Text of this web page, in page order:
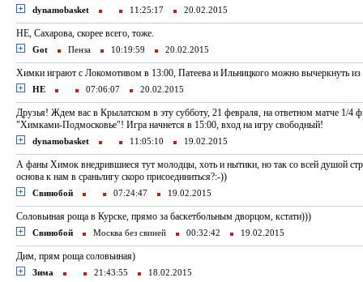
dynamobasket 11:25:17 20.02.2015
НЕ, Сахарова, скорее всего, тоже.
Got Пенза 10:19:59 20.02.2015
Химки играют с Локомотивом в 13:00, Патеева и Ильницкого можно вычеркнуть из
НЕ 07:06:07 20.02.2015
Друзья! Ждем вас в Крылатском в эту субботу, 21 февраля, на ответном матче 1/4
"Химками-Подмосковье"! Игра начнется в 15:00, вход на игру свободный!
dynamobasket 11:05:10 19.02.2015
А фаны Химок внедрившиеся тут молодцы, хоть и нытики, но так со всей душой
основа к нам в сраньлигу скоро присоединиться?:-))
Свинобой 07:24:47 19.02.2015
Соловьиная роща в Курске, прямо за баскетбольным дворцом, кстати)))
Свинобой Москва без свиней 00:32:42 19.02.2015
Дим, прям роща соловьиная)
Зима 21:43:55 18.02.2015